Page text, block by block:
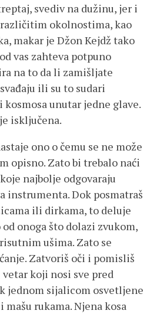
svediv na dužinu, jer i
okolnostima, kao
makar je Džon Kejdž tako
vas zahteva potpuno
na to da li zamišljate
ili su to sudari
unutar jedne glave.
isključena.
ono o čemu se ne može
opisno. Zato bi trebalo naći
najbolje odgovaraju
instrumenta. Dok posmatraš
ili dirkama, to deluje
onoga što dolazi zvukom,
ušima. Zato se
Zatvoriš oči i pomisliš
koji nosi sve pred
jednom sijalicom osvetljene
mašu rukama. Njena kosa